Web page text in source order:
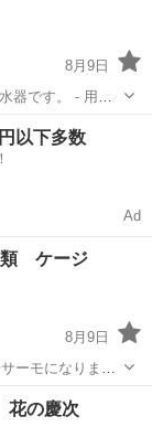
8月9日
。 - 用途:
ケージ固定パー
たので、サーク
以下多数
Ad
ウム3045 爬虫類 ケージ
8月9日
ーモになりま
ります。
花の慶次